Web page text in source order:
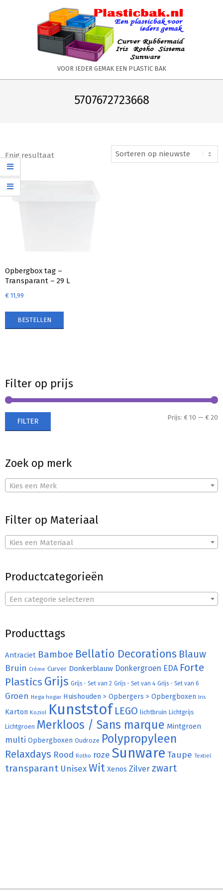
PLASTICBAK.NL
VOOR IEDER GEMAK EEN PLASTIC BAK
5707672723668
Enig resultaat
Opbergbox tag –
Transparant – 29 L
€ 11,99
BESTELLEN
Filter op prijs
FILTER Prijs: € 10 — € 20
Zoek op merk
Kies een Merk
Filter op Materiaal
Kies een Materiaal
Productcategorieën
Een categorie selecteren
Producttags
Antraciet Bamboe Bellatio Decorations Blauw
Bruin Crème Curver Donkerblauw Donkergroen EDA Forte
Plastics Grijs Grijs - Set van 2 Grijs - Set van 4 Grijs - Set van 6
Groen Hega hogar Huishouden > Opbergers > Opbergboxen Iris
Karton Koziol Kunststof LEGO lichtbruin Lichtgrijs
Lichtgroen Merkloos / Sans marque Mintgroen
multi Opbergboxen Oudroze Polypropyleen
Relaxdays Rood Rotho roze Sunware Taupe Textiel
transparant UnisexWit Xenos Zilver zwart